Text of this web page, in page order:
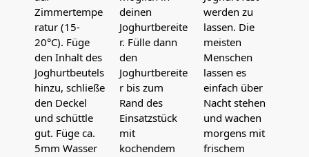
Zimmertempe
ratur (15-
20°C). Füge
den Inhalt des
Joghurtbeutels
hinzu, schließe
den Deckel
und schüttle
gut. Füge ca.
5mm Wasser
deinen
Joghurtbereite
r. Fülle dann
den
Joghurtbereite
r bis zum
Rand des
Einsatzstück
mit
kochendem
werden zu
lassen. Die
meisten
Menschen
lassen es
einfach über
Nacht stehen
und wachen
morgens mit
frischem